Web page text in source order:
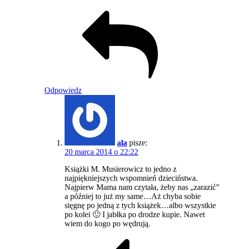
Odpowiedz
ala pisze:
20 marca 2014 o 22:22
Książki M. Musierowicz to jedno z
najpiękniejszych wspomnień dzieciństwa.
Najpierw Mama nam czytała, żeby nas „zarazić”
a później to już my same…Aż chyba sobie
sięgnę po jedną z tych książek…albo wszystkie
po kolei 🙂 I jabłka po drodze kupie. Nawet
wiem do kogo po wędrują.